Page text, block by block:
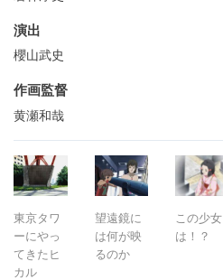
演出
櫻山武史
作画監督
黄瀬和哉
東京タワ
ーにやっ
てきたヒ
カル
望遠鏡に
は何が映
るのか
この少女
は！？